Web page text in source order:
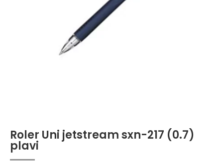
Roler Uni jetstream sxn-217 (0.7)
plavi